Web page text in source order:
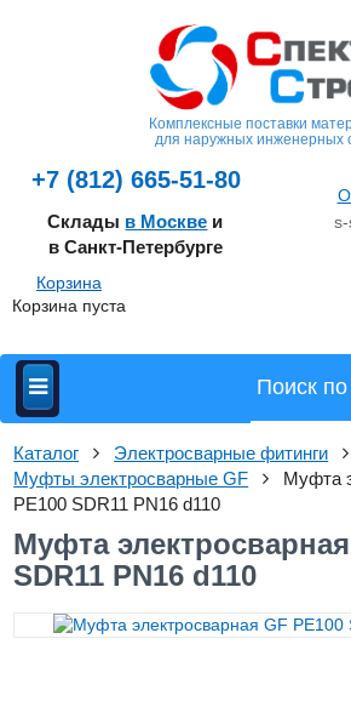
Комплексные поставки
для наружных инженерных
+7 (812) 665-51-80
Склады в Москве и
в Санкт-Петербурге
Корзина
Корзина пуста
Каталог Электросварные фитинги
Муфты электросварные GF
Муфта
PE100 SDR11 PN16 d110
Муфта
SDR11 PN16 d110